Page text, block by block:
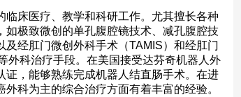
临床医疗、教学和科研工作。尤其擅长各种
如极致微创的单孔腹腔镜技术、减孔腹腔技
经肛门微创外科手术（TAMIS）和经肛门
外科治疗手段。在美国接受达芬奇机器人外
证，能够熟练完成机器人结直肠手术。在进
科为主的综合治疗方面有着丰富的经验。